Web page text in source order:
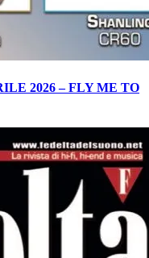
2026 – FLY ME TO